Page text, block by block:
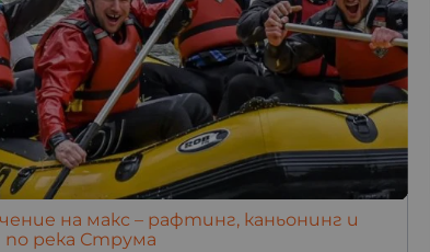
на макс – рафтинг, каньонинг и
река Струма